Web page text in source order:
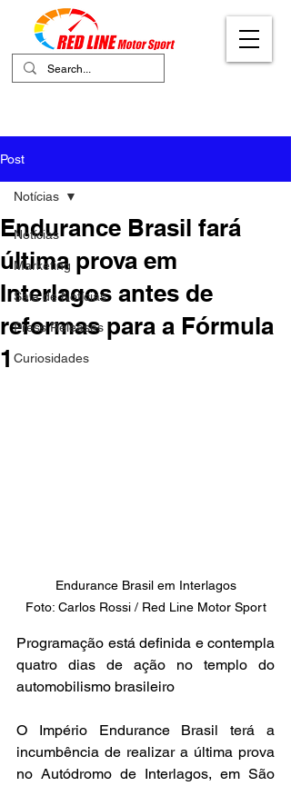
Post
Notícias
Marketing
Sala de Notícias
Press Releases
Curiosidades
Notícias
Endurance Brasil fará
última prova em
Interlagos antes de
reformas para a Fórmula
1
Endurance Brasil em Interlagos
Foto: Carlos Rossi / Red Line Motor Sport
Programação está definida e contempla
quatro dias de ação no templo do
automobilismo brasileiro
O Império Endurance Brasil terá a
incumbência de realizar a última prova
no Autódromo de Interlagos, em São